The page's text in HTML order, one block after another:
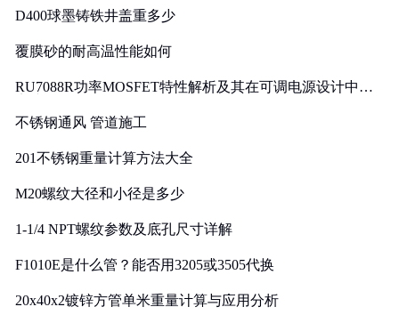
D400球墨铸铁井盖重多少
覆膜砂的耐高温性能如何
RU7088R功率MOSFET特性解析及其在可调电源设计中的
不锈钢通风 管道施工
201不锈钢重量计算方法大全
M20螺纹大径和小径是多少
1-1/4 NPT螺纹参数及底孔尺寸详解
F1010E是什么管？能否用3205或3505代换
20x40x2镀锌方管单米重量计算与应用分析